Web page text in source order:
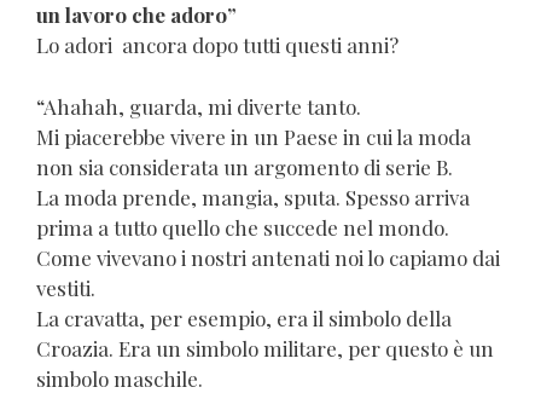
un lavoro che adoro”
Lo adori ancora dopo tutti questi anni?
“Ahahah, guarda, mi diverte tanto.
Mi piacerebbe vivere in un Paese in cui la moda
non sia considerata un argomento di serie B.
La moda prende, mangia, sputa. Spesso arriva
prima a tutto quello che succede nel mondo.
Come vivevano i nostri antenati noi lo capiamo dai
vestiti.
La cravatta, per esempio, era il simbolo della
Croazia. Era un simbolo militare, per questo è un
simbolo maschile.